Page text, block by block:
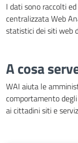
I dati sono raccolti
centralizzata Web
statistici dei siti web
A cosa
WAI aiuta le
comportamento
ai cittadini siti e